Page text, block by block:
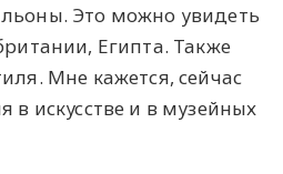
Это можно увидеть
Египта. Также
Мне кажется, сейчас
в искусстве и в музейных